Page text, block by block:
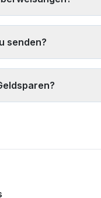
besten Kurse zu finden.
senden?
Zwecke.